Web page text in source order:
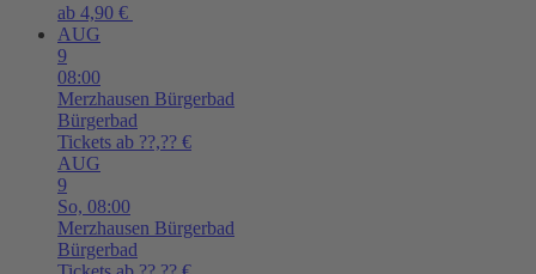
ab 4,90 €
AUG
9
08:00
Merzhausen Bürgerbad
Bürgerbad
Tickets ab ??,?? €
AUG
9
So, 08:00
Merzhausen Bürgerbad
Bürgerbad